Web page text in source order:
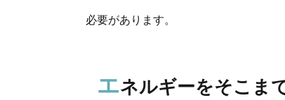
必要があります。
エネルギーをそこま